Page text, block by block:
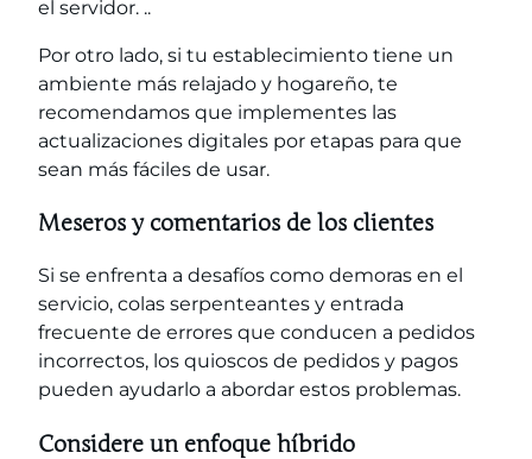
el servidor. ..
Por otro lado, si tu establecimiento tiene un
ambiente más relajado y hogareño, te
recomendamos que implementes las
actualizaciones digitales por etapas para que
sean más fáciles de usar.
Meseros y comentarios de los clientes
Si se enfrenta a desafíos como demoras en el
servicio, colas serpenteantes y entrada
frecuente de errores que conducen a pedidos
incorrectos, los quioscos de pedidos y pagos
pueden ayudarlo a abordar estos problemas.
Considere un enfoque híbrido